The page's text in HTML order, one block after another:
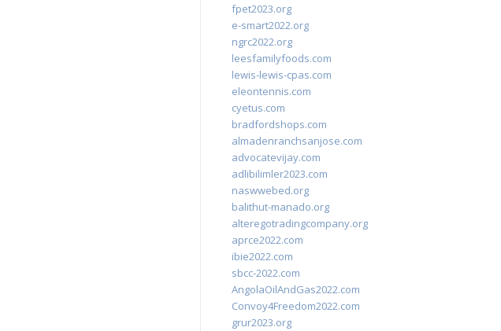
fpet2023.org
e-smart2022.org
ngrc2022.org
leesfamilyfoods.com
lewis-lewis-cpas.com
eleontennis.com
cyetus.com
bradfordshops.com
almadenranchsanjose.com
advocatevijay.com
adlibilimler2023.com
naswwebed.org
balithut-manado.org
alteregotradingcompany.org
aprce2022.com
ibie2022.com
sbcc-2022.com
AngolaOilAndGas2022.com
Convoy4Freedom2022.com
grur2023.org